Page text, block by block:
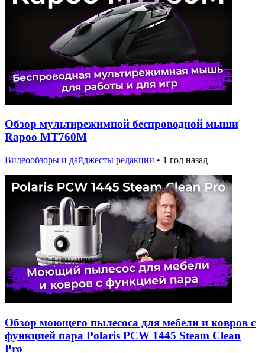
Обзор мультирежимной беспроводной мыши
Rapoo MT760M
Видеообзоры и дайджесты редакции • 1 год назад
Обзор моющего пылесоса для мебели и ковров с
функцией пара Polaris PCW 1445 Steam Clean
Pro